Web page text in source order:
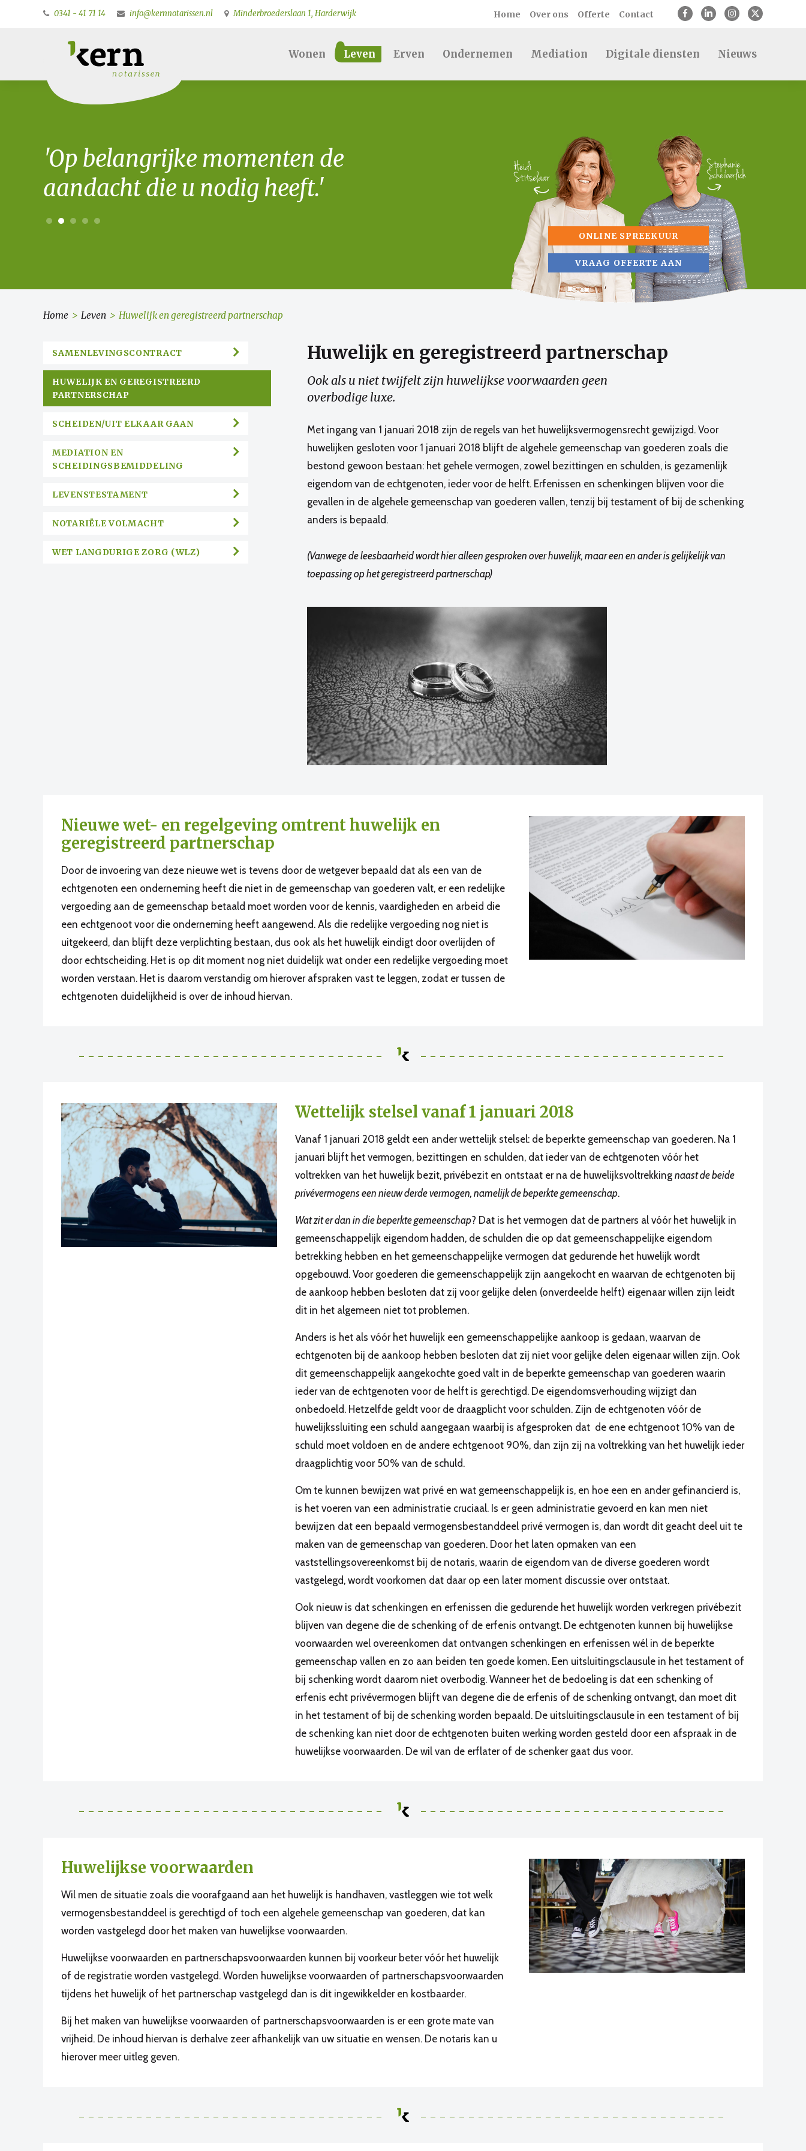
0341 - 41 71 14 info@kernnotarissen.nl Minderbroederslaan 1, Harderwijk Home Over ons Offerte Contact
Wonen Leven Erven Ondernemen Mediation Digitale diensten Nieuws
ONLINE SPREEKUUR
VRAAG OFFERTE AAN
'Op belangrijke momenten de
aandacht die u nodig heeft.'
Home > Leven > Huwelijk en geregistreerd partnerschap
SAMENLEVINGSCONTRACT
HUWELIJK EN GEREGISTREERD
PARTNERSCHAP
SCHEIDEN/UIT ELKAAR GAAN
MEDIATION EN
SCHEIDINGSBEMIDDELING
LEVENSTESTAMENT
NOTARIËLE VOLMACHT
WET LANGDURIGE ZORG (WLZ)
Huwelijk en geregistreerd partnerschap
Ook als u niet twijfelt zijn huwelijkse voorwaarden geen
overbodige luxe.
Met ingang van 1 januari 2018 zijn de regels van het huwelijksvermogensrecht gewijzigd. Voor
huwelijken gesloten voor 1 januari 2018 blijft de algehele gemeenschap van goederen zoals die
bestond gewoon bestaan: het gehele vermogen, zowel bezittingen en schulden, is gezamenlijk
eigendom van de echtgenoten, ieder voor de helft. Erfenissen en schenkingen blijven voor die
gevallen in de algehele gemeenschap van goederen vallen, tenzij bij testament of bij de schenking
anders is bepaald.
(Vanwege de leesbaarheid wordt hier alleen gesproken over huwelijk, maar een en ander is gelijkelijk van
toepassing op het geregistreerd partnerschap)
Nieuwe wet- en regelgeving omtrent huwelijk en
geregistreerd partnerschap
Door de invoering van deze nieuwe wet is tevens door de wetgever bepaald dat als een van de
echtgenoten een onderneming heeft die niet in de gemeenschap van goederen valt, er een redelijke
vergoeding aan de gemeenschap betaald moet worden voor de kennis, vaardigheden en arbeid die
een echtgenoot voor die onderneming heeft aangewend. Als die redelijke vergoeding nog niet is
uitgekeerd, dan blijft deze verplichting bestaan, dus ook als het huwelijk eindigt door overlijden of
door echtscheiding. Het is op dit moment nog niet duidelijk wat onder een redelijke vergoeding moet
worden verstaan. Het is daarom verstandig om hierover afspraken vast te leggen, zodat er tussen de
echtgenoten duidelijkheid is over de inhoud hiervan.
Wettelijk stelsel vanaf 1 januari 2018
Vanaf 1 januari 2018 geldt een ander wettelijk stelsel: de beperkte gemeenschap van goederen. Na 1
januari blijft het vermogen, bezittingen en schulden, dat ieder van de echtgenoten vóór het
voltrekken van het huwelijk bezit, privébezit en ontstaat er na de huwelijksvoltrekking naast de beide
privévermogens een nieuw derde vermogen, namelijk de beperkte gemeenschap.
Wat zit er dan in die beperkte gemeenschap? Dat is het vermogen dat de partners al vóór het huwelijk in
gemeenschappelijk eigendom hadden, de schulden die op dat gemeenschappelijke eigendom
betrekking hebben en het gemeenschappelijke vermogen dat gedurende het huwelijk wordt
opgebouwd. Voor goederen die gemeenschappelijk zijn aangekocht en waarvan de echtgenoten bij
de aankoop hebben besloten dat zij voor gelijke delen (onverdeelde helft) eigenaar willen zijn leidt
dit in het algemeen niet tot problemen.
Anders is het als vóór het huwelijk een gemeenschappelijke aankoop is gedaan, waarvan de
echtgenoten bij de aankoop hebben besloten dat zij niet voor gelijke delen eigenaar willen zijn. Ook
dit gemeenschappelijk aangekochte goed valt in de beperkte gemeenschap van goederen waarin
ieder van de echtgenoten voor de helft is gerechtigd. De eigendomsverhouding wijzigt dan
onbedoeld. Hetzelfde geldt voor de draagplicht voor schulden. Zijn de echtgenoten vóór de
huwelijkssluiting een schuld aangegaan waarbij is afgesproken dat de ene echtgenoot 10% van de
schuld moet voldoen en de andere echtgenoot 90%, dan zijn zij na voltrekking van het huwelijk ieder
draagplichtig voor 50% van de schuld.
Om te kunnen bewijzen wat privé en wat gemeenschappelijk is, en hoe een en ander gefinancierd is,
is het voeren van een administratie cruciaal. Is er geen administratie gevoerd en kan men niet
bewijzen dat een bepaald vermogensbestanddeel privé vermogen is, dan wordt dit geacht deel uit te
maken van de gemeenschap van goederen. Door het laten opmaken van een
vaststellingsovereenkomst bij de notaris, waarin de eigendom van de diverse goederen wordt
vastgelegd, wordt voorkomen dat daar op een later moment discussie over ontstaat.
Ook nieuw is dat schenkingen en erfenissen die gedurende het huwelijk worden verkregen privébezit
blijven van degene die de schenking of de erfenis ontvangt. De echtgenoten kunnen bij huwelijkse
voorwaarden wel overeenkomen dat ontvangen schenkingen en erfenissen wél in de beperkte
gemeenschap vallen en zo aan beiden ten goede komen. Een uitsluitingsclausule in het testament of
bij schenking wordt daarom niet overbodig. Wanneer het de bedoeling is dat een schenking of
erfenis echt privévermogen blijft van degene die de erfenis of de schenking ontvangt, dan moet dit
in het testament of bij de schenking worden bepaald. De uitsluitingsclausule in een testament of bij
de schenking kan niet door de echtgenoten buiten werking worden gesteld door een afspraak in de
huwelijkse voorwaarden. De wil van de erflater of de schenker gaat dus voor.
Huwelijkse voorwaarden
Wil men de situatie zoals die voorafgaand aan het huwelijk is handhaven, vastleggen wie tot welk
vermogensbestanddeel is gerechtigd of toch een algehele gemeenschap van goederen, dat kan
worden vastgelegd door het maken van huwelijkse voorwaarden.
Huwelijkse voorwaarden en partnerschapsvoorwaarden kunnen bij voorkeur beter vóór het huwelijk
of de registratie worden vastgelegd. Worden huwelijkse voorwaarden of partnerschapsvoorwaarden
tijdens het huwelijk of het partnerschap vastgelegd dan is dit ingewikkelder en kostbaarder.
Bij het maken van huwelijkse voorwaarden of partnerschapsvoorwaarden is er een grote mate van
vrijheid. De inhoud hiervan is derhalve zeer afhankelijk van uw situatie en wensen. De notaris kan u
hierover meer uitleg geven.